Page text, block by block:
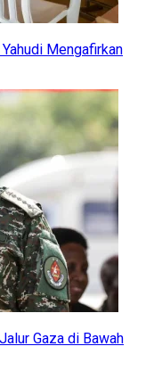
Mengafirkan
Gaza di Bawah